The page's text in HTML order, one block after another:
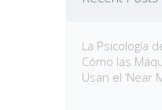
La Psicología
Cómo las
Usan el ‘Near